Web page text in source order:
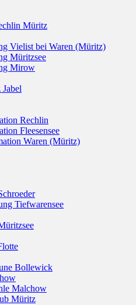
Müritz
Vielist bei Waren (Müritz)
Müritzsee
Mirow
Rechlin
Fleesensee
Waren (Müritz)
Tiefwarensee
Bollewick
Malchow
Müritz